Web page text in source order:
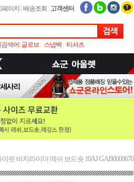
페이지 |배송조회 | 고객센터
검색어: 글로브 스냅백 티셔츠
핏 비치라이더 메쉬 보드숏 10AJ GAB0000670